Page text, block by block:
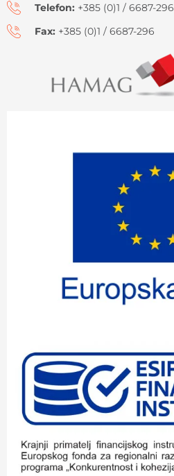
Telefon: +385 (0)1 / 6687-296
Fax: +385 (0)1 / 6687-296